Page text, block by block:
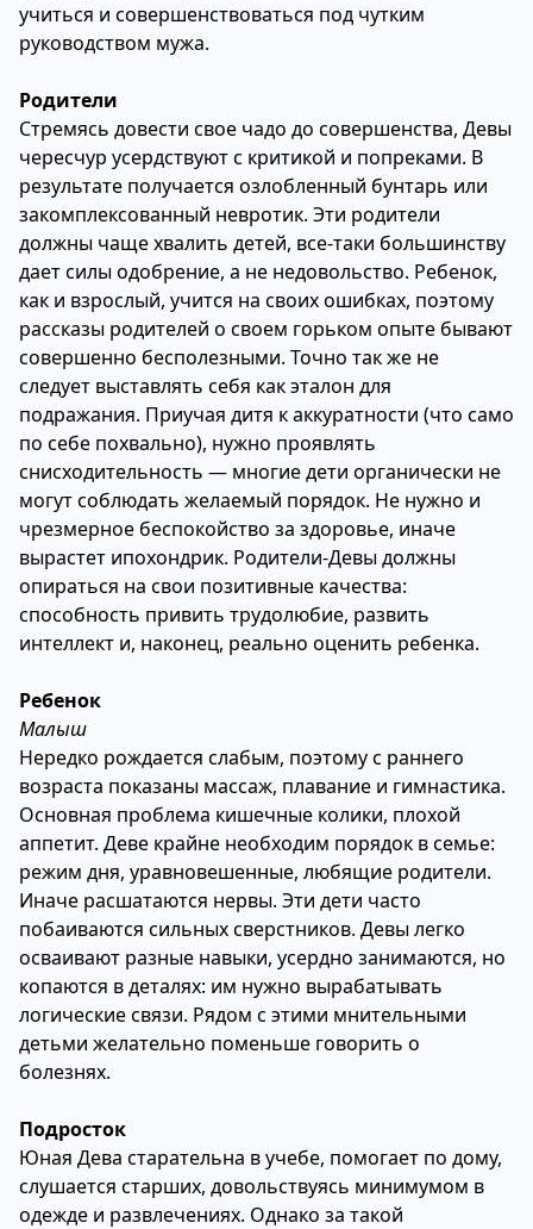
учиться и совершенствоваться под чутким
руководством мужа.
Родители
Стремясь довести свое чадо до совершенства, Девы
чересчур усердствуют с критикой и попреками. В
результате получается озлобленный бунтарь или
закомплексованный невротик. Эти родители
должны чаще хвалить детей, все-таки большинству
дает силы одобрение, а не недовольство. Ребенок,
как и взрослый, учится на своих ошибках, поэтому
рассказы родителей о своем горьком опыте бывают
совершенно бесполезными. Точно так же не
следует выставлять себя как эталон для
подражания. Приучая дитя к аккуратности (что само
по себе похвально), нужно проявлять
снисходительность — многие дети органически не
могут соблюдать желаемый порядок. Не нужно и
чрезмерное беспокойство за здоровье, иначе
вырастет ипохондрик. Родители-Девы должны
опираться на свои позитивные качества:
способность привить трудолюбие, развить
интеллект и, наконец, реально оценить ребенка.
Ребенок
Малыш
Нередко рождается слабым, поэтому с раннего
возраста показаны массаж, плавание и гимнастика.
Основная проблема кишечные колики, плохой
аппетит. Деве крайне необходим порядок в семье:
режим дня, уравновешенные, любящие родители.
Иначе расшатаются нервы. Эти дети часто
побаиваются сильных сверстников. Девы легко
осваивают разные навыки, усердно занимаются, но
копаются в деталях: им нужно вырабатывать
логические связи. Рядом с этими мнительными
детьми желательно поменьше говорить о
болезнях.
Подросток
Юная Дева старательна в учебе, помогает по дому,
слушается старших, довольствуясь минимумом в
одежде и развлечениях. Однако за такой